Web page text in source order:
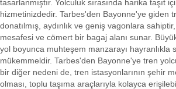
tasarlanmıştır. Yolculuk sırasında harika taşıt
hizmetinizdedir. Tarbes'den Bayonne'ye giden
donatılmış, aydınlık ve geniş vagonlara
mesafesi ve cömert bir bagaj alanı sunar.
yol boyunca muhteşem manzarayı hayranlıkla
mükemmeldir. Tarbes'den Bayonne'ye tren
bir diğer nedeni de, tren istasyonlarının şehir
olması, toplu taşıma araçlarıyla kolayca